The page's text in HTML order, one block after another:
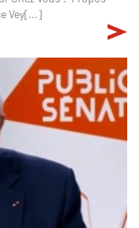
Vey[...]